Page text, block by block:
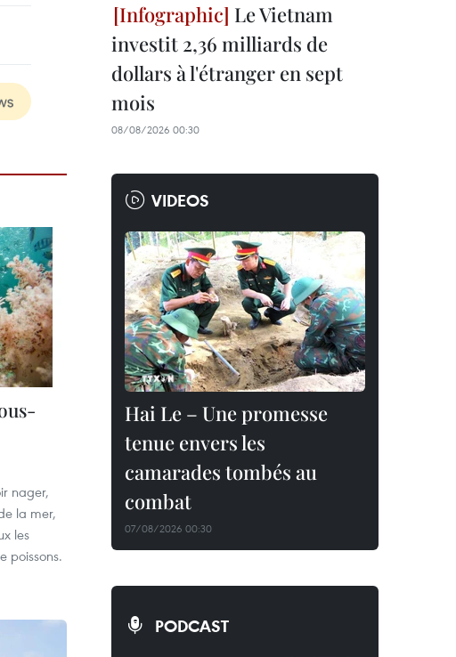
nager,
la mer,
les
poissons.
Le Vietnam
investit 2,36 milliards de
dollars à l'étranger en sept
mois
08/08/2026 00:30
VIDEOS
Hai Le – Une promesse
tenue envers les
camarades tombés au
combat
07/08/2026 00:30
PODCAST